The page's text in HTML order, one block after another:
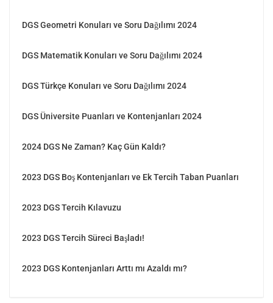
DGS Geometri Konuları ve Soru Dağılımı 2024
DGS Matematik Konuları ve Soru Dağılımı 2024
DGS Türkçe Konuları ve Soru Dağılımı 2024
DGS Üniversite Puanları ve Kontenjanları 2024
2024 DGS Ne Zaman? Kaç Gün Kaldı?
2023 DGS Boş Kontenjanları ve Ek Tercih Taban Puanları
2023 DGS Tercih Kılavuzu
2023 DGS Tercih Süreci Başladı!
2023 DGS Kontenjanları Arttı mı Azaldı mı?